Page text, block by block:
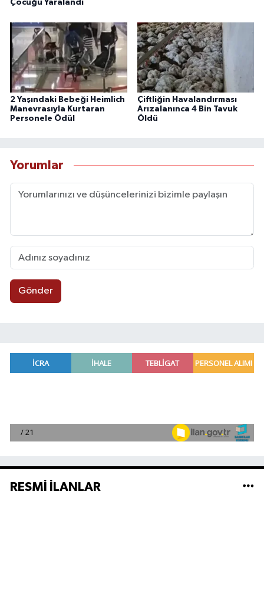
Çocuğu Yaralandı
2 Yaşındaki Bebeği Heimlich
Manevrasıyla Kurtaran
Personele Ödül
Çiftliğin Havalandırması
Arızalanınca 4 Bin Tavuk
Öldü
Yorumlar
Gönder
RESMİ İLANLAR